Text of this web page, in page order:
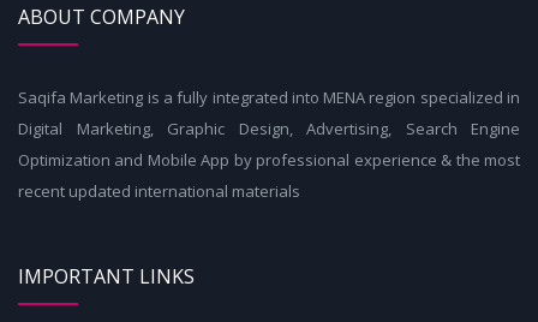
ABOUT COMPANY
Saqifa Marketing is a fully integrated into MENA region specialized in
Digital Marketing, Graphic Design, Advertising, Search Engine
Optimization and Mobile App by professional experience & the most
recent updated international materials
IMPORTANT LINKS